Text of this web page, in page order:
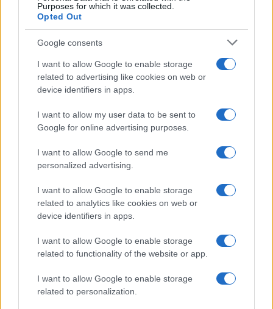
Purposes for which it was collected.
Opted Out
Google consents
I want to allow Google to enable storage
related to advertising like cookies on web or
device identifiers in apps.
I want to allow my user data to be sent to
Google for online advertising purposes.
I want to allow Google to send me
personalized advertising.
I want to allow Google to enable storage
related to analytics like cookies on web or
device identifiers in apps.
I want to allow Google to enable storage
related to functionality of the website or app.
I want to allow Google to enable storage
related to personalization.
Στην Κατηγορία:
TOP
ΕΚΘΕΣΗ ΘΕΜΑΤΑ ΕΚΘΕΣΗΣ
ΝΕΟΕΛΛΗΝΙΚΗ ΓΛΩΣΣΑ
ΔΙΑΒΑΣΤΕ ΑΚΟΜΑ